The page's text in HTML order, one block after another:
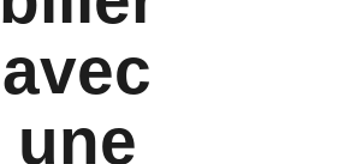
avec
une